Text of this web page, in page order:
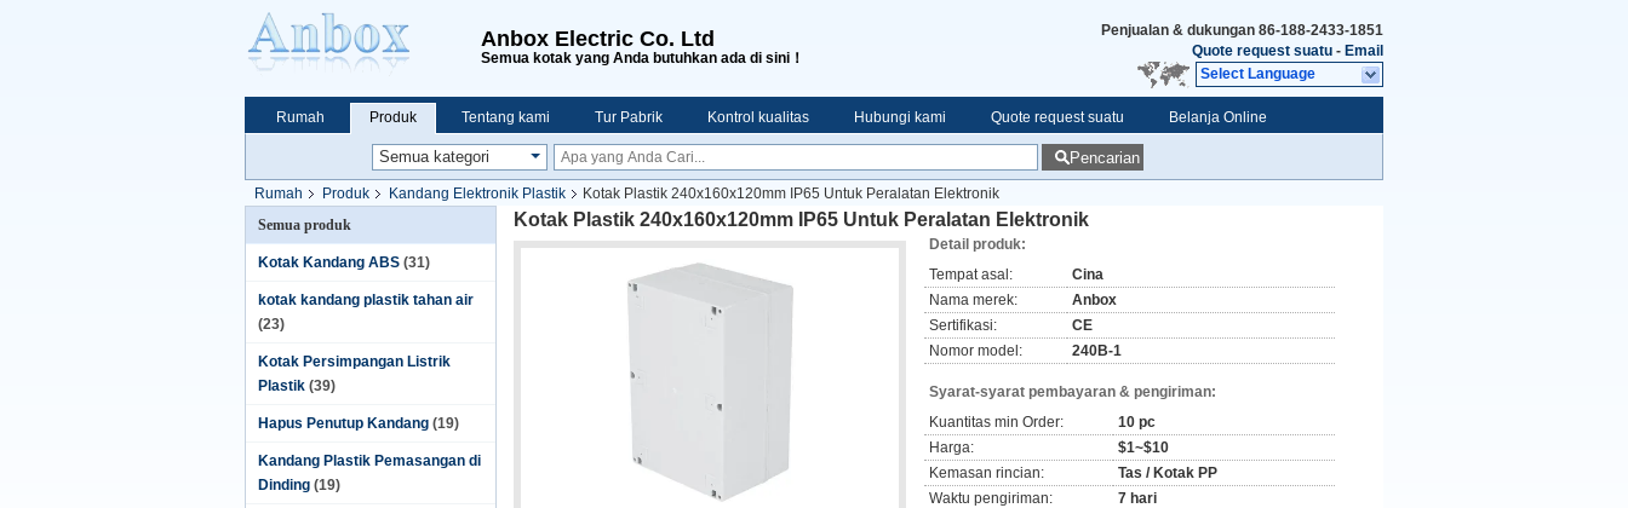
Anbox Electric Co. Ltd
Semua kotak yang Anda butuhkan ada di sini！
Penjualan & dukungan 86-188-2433-1851
Quote request suatu - Email
Select Language
Rumah Produk Tentang kami Tur Pabrik Kontrol kualitas Hubungi kami Quote request suatu Belanja Online
Pencarian
Rumah Produk Kandang Elektronik Plastik
Kotak Plastik 240x160x120mm IP65 Untuk Peralatan Elektronik
Semua produk
Kotak Kandang ABS (31)
kotak kandang plastik tahan air
(23)
Kotak Persimpangan Listrik
Plastik (39)
Hapus Penutup Kandang (19)
Kandang Plastik Pemasangan di
Dinding (19)
Kotak Plastik 240x160x120mm IP65 Untuk Peralatan Elektronik
Detail produk:
Tempat asal:
Cina
Nama merek:
Anbox
Sertifikasi:
CE
Nomor model:
240B-1
Syarat-syarat pembayaran & pengiriman:
Kuantitas min Order:
10 pc
Harga:
$1~$10
Kemasan rincian:
Tas / Kotak PP
Waktu pengiriman:
7 hari